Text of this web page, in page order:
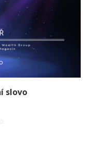
slovo